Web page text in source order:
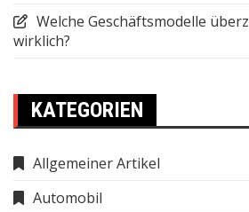
Welche Geschäftsmodelle
wirklich?
KATEGORIEN
Allgemeiner Artikel
Automobil